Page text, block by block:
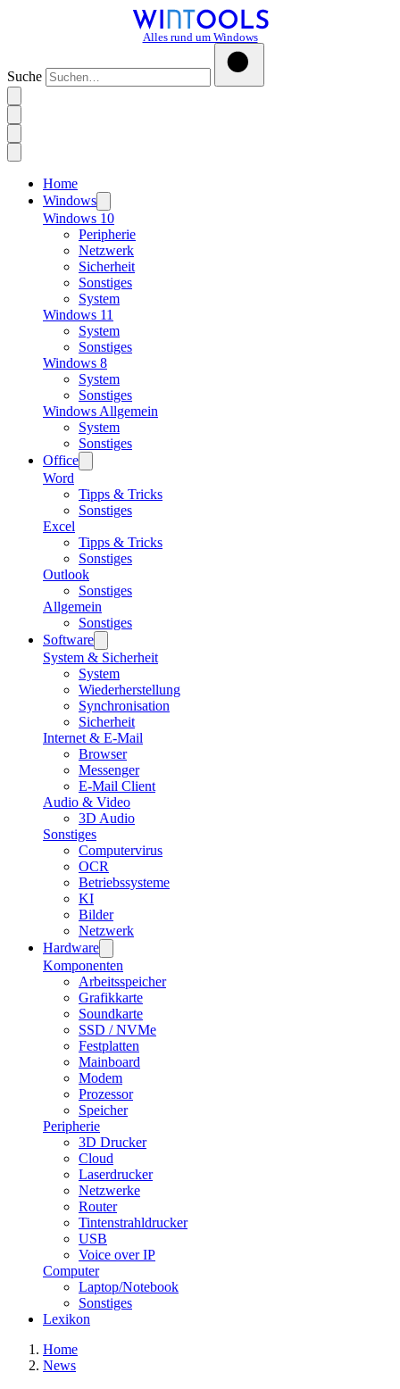
Alles rund um Windows
Suche
Home
Windows
Windows 10
Peripherie
Netzwerk
Sicherheit
Sonstiges
System
Windows 11
System
Sonstiges
Windows 8
System
Sonstiges
Windows Allgemein
System
Sonstiges
Office
Word
Tipps & Tricks
Sonstiges
Excel
Tipps & Tricks
Sonstiges
Outlook
Sonstiges
Allgemein
Sonstiges
Software
System & Sicherheit
System
Wiederherstellung
Synchronisation
Sicherheit
Internet & E-Mail
Browser
Messenger
E-Mail Client
Audio & Video
3D Audio
Sonstiges
Computervirus
OCR
Betriebssysteme
KI
Bilder
Netzwerk
Hardware
Komponenten
Arbeitsspeicher
Grafikkarte
Soundkarte
SSD / NVMe
Festplatten
Mainboard
Modem
Prozessor
Speicher
Peripherie
3D Drucker
Cloud
Laserdrucker
Netzwerke
Router
Tintenstrahldrucker
USB
Voice over IP
Computer
Laptop/Notebook
Sonstiges
Lexikon
Home
News